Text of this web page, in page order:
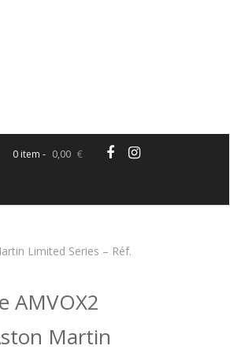
0 item - 0,00 €
Limited Series – Réf.
AMVOX2
Martin